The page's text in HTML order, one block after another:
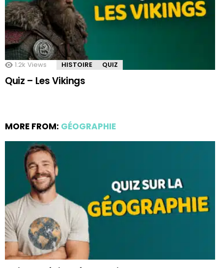
1.2k Views HISTOIRE QUIZ
Quiz – Les Vikings
MORE FROM: GÉOGRAPHIE